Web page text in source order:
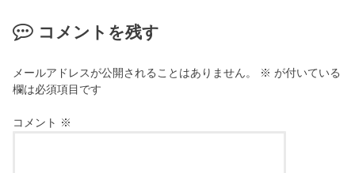
コメントを残す
メールアドレスが公開されることはありません。 ※ が付いている
欄は必須項目です
コメント ※